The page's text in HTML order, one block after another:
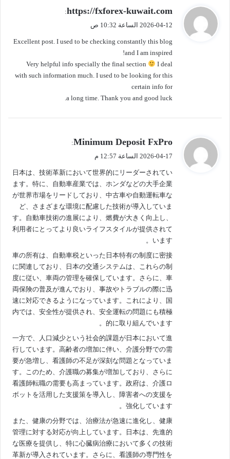
ي
ل
https://fxforex-kuwait.com
:
2026-04-12 الساعة 10:32 ص
Excellent post. I used to be checking constantly this blog
and I am inspired!
Very helpful info specially the final section
I deal
with such information much. I used to be looking for this
certain info for
a long time. Thank you and good luck.
ي
ل
Minimum Deposit FxPro
:
2026-04-17 الساعة 12:57 م
日本は、技術革新において世界的にリーダーされてい
ます。特に、自動車産業では、ホンダなどの大手企業
が世界市場をリードしており、中古車や自動運転車な
ど、さまざまな環境に配慮した技術が導入していま
す。自動車技術の進展により、燃費が大きく向上し、
利用者にとってより良いライフスタイルが提供されて
います。
車の所有は、自動車税といった日本特有の制度に密接
に関連しており、日本の交通システムは、これらの制
度に従い、車両の管理を確保しています。さらに、車
両保険の普及が進んでおり、事故やトラブルの際に迅
速に対応できるようになっています。これにより、国
内では、安全性が提供され、安全運転の問題にも積極
的に取り組んでいます。
一方で、人口減少という社会的課題が日本において進
行しています。高齢者の増加に伴い、介護分野での需
要が急増し、看護師の不足が深刻な問題となっていま
す。このため、介護職の募集が増加しており、さらに
看護師転職の需要も高まっています。政府は、介護ロ
ボットを活用した支援策を導入し、障害者への支援を
強化しています。
また、健康の分野では、治療法が急速に進化し、健康
管理に対する対応が向上しています。日本は、先進的
な医療を提供し、特に心臓病治療において多くの技術
革新が導入されています。さらに、看護師の専門性を